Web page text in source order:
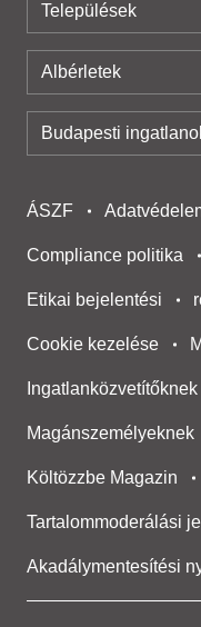
Települések
Albérletek
Budapesti
ÁSZF
Compliance politika
Etikai bejelentési
Cookie kezelése
Ingatlanközvetítőknek
Magánszemélyeknek
Költözzbe Magazin
Tartalommoderálási
Akadálymentesítési